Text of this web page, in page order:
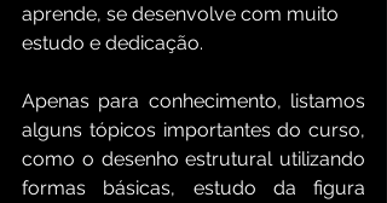
aprende, se desenvolve com muito
estudo e dedicação.
Apenas para conhecimento, listamos
alguns tópicos importantes do curso,
como o desenho estrutural utilizando
formas básicas, estudo da figura